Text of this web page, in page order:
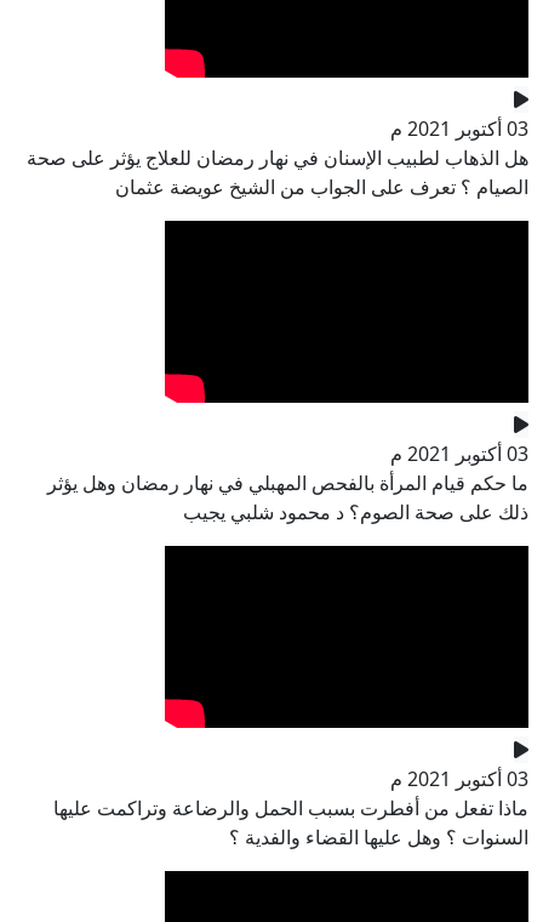
03 أكتوبر 2021 م
هل الذهاب لطبيب الإسنان في نهار رمضان للعلاج يؤثر على صحة
الصيام ؟ تعرف على الجواب من الشيخ عويضة عثمان
03 أكتوبر 2021 م
ما حكم قيام المرأة بالفحص المهبلي في نهار رمضان وهل يؤثر
ذلك على صحة الصوم؟ د محمود شلبي يجيب
03 أكتوبر 2021 م
ماذا تفعل من أفطرت بسبب الحمل والرضاعة وتراكمت عليها
السنوات ؟ وهل عليها القضاء والفدية ؟